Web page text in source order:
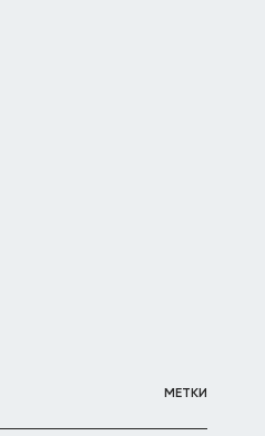
МЕТКИ